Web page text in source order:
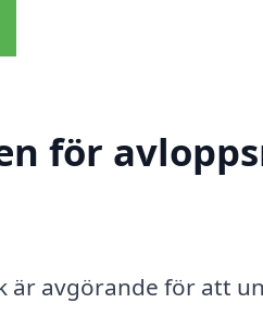
för
är avgörande för att